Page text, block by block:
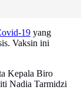
19 yang
Vaksin ini
Kepala Biro
Nadia Tarmidzi